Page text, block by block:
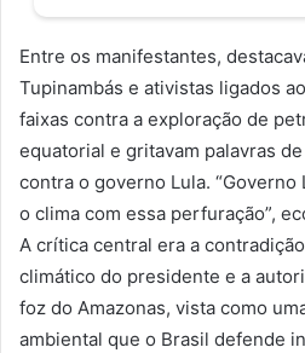
Entre os manifestantes,
Tupinambás e ativistas ligados
faixas contra a exploração de
equatorial e gritavam palavras
contra o governo Lula.
o clima com essa perfuração”,
A crítica central era a
climático do presidente e a
foz do Amazonas, vista como
ambiental que o Brasil defende